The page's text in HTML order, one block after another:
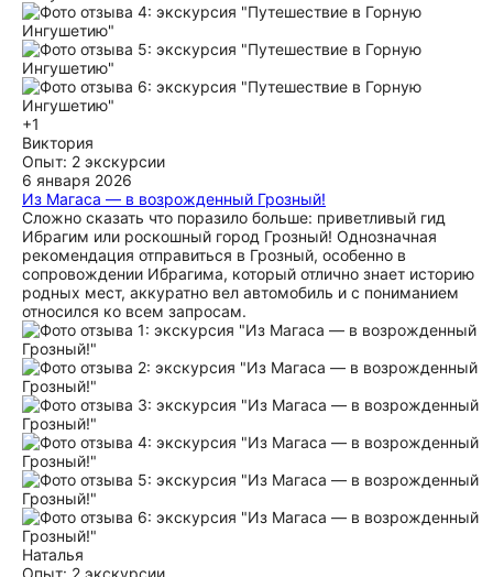
+1
Виктория
Опыт: 2 экскурсии
6 января 2026
Из Магаса — в возрожденный Грозный!
Сложно сказать что поразило больше: приветливый гид
Ибрагим или роскошный город Грозный! Однозначная
рекомендация отправиться в Грозный, особенно в
сопровождении Ибрагима, который отлично знает историю
родных мест, аккуратно вел автомобиль и с пониманием
относился ко всем запросам.
Наталья
Опыт: 2 экскурсии